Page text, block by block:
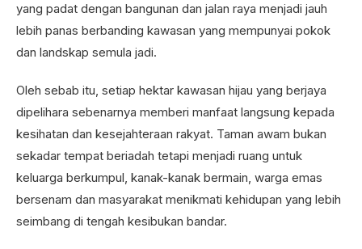
yang padat dengan bangunan dan jalan raya menjadi jauh
lebih panas berbanding kawasan yang mempunyai pokok
dan landskap semula jadi.
Oleh sebab itu, setiap hektar kawasan hijau yang berjaya
dipelihara sebenarnya memberi manfaat langsung kepada
kesihatan dan kesejahteraan rakyat. Taman awam bukan
sekadar tempat beriadah tetapi menjadi ruang untuk
keluarga berkumpul, kanak-kanak bermain, warga emas
bersenam dan masyarakat menikmati kehidupan yang lebih
seimbang di tengah kesibukan bandar.